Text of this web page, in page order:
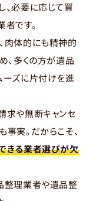
必要に応じて買
です。
肉体的にも精神的
、多くの方が遺品
ーズに片付けを進
求や無断キャンセ
実。だからこそ、
きる業者選びが欠
整理業者や遺品整